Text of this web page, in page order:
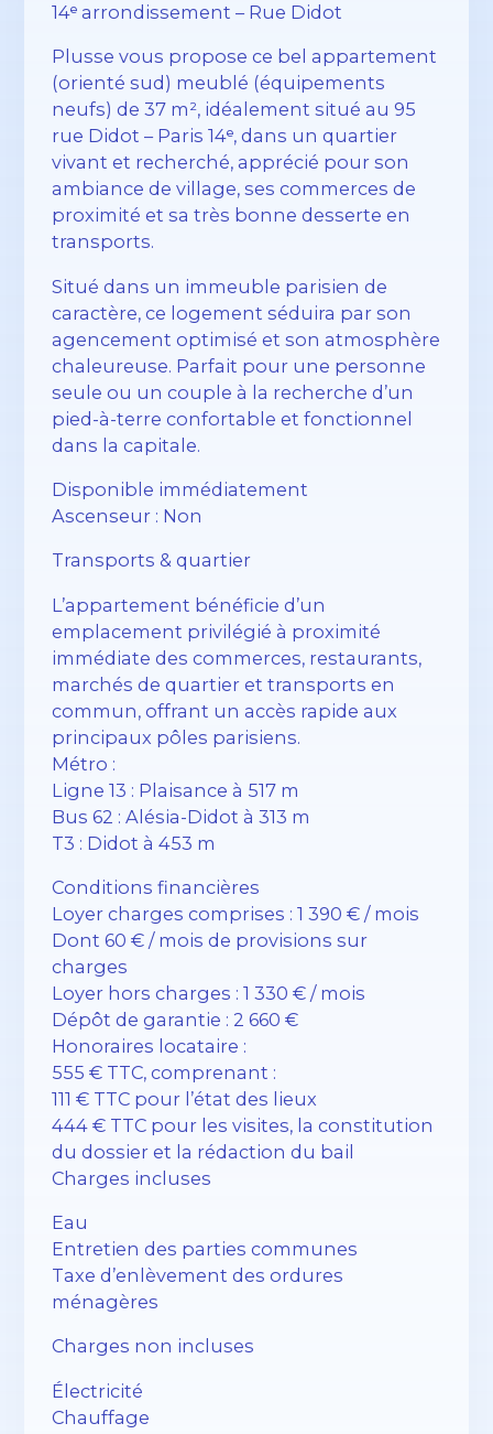
14ᵉ arrondissement – Rue Didot
Plusse vous propose ce bel appartement
(orienté sud) meublé (équipements
neufs) de 37 m², idéalement situé au 95
rue Didot – Paris 14ᵉ, dans un quartier
vivant et recherché, apprécié pour son
ambiance de village, ses commerces de
proximité et sa très bonne desserte en
transports.
Situé dans un immeuble parisien de
caractère, ce logement séduira par son
agencement optimisé et son atmosphère
chaleureuse. Parfait pour une personne
seule ou un couple à la recherche d’un
pied-à-terre confortable et fonctionnel
dans la capitale.
Disponible immédiatement
Ascenseur : Non
Transports & quartier
L’appartement bénéficie d’un
emplacement privilégié à proximité
immédiate des commerces, restaurants,
marchés de quartier et transports en
commun, offrant un accès rapide aux
principaux pôles parisiens.
Métro :
Ligne 13 : Plaisance à 517 m
Bus 62 : Alésia-Didot à 313 m
T3 : Didot à 453 m
Conditions financières
Loyer charges comprises : 1 390 € / mois
Dont 60 € / mois de provisions sur
charges
Loyer hors charges : 1 330 € / mois
Dépôt de garantie : 2 660 €
Honoraires locataire :
555 € TTC, comprenant :
111 € TTC pour l’état des lieux
444 € TTC pour les visites, la constitution
du dossier et la rédaction du bail
Charges incluses
Eau
Entretien des parties communes
Taxe d’enlèvement des ordures
ménagères
Charges non incluses
Électricité
Chauffage